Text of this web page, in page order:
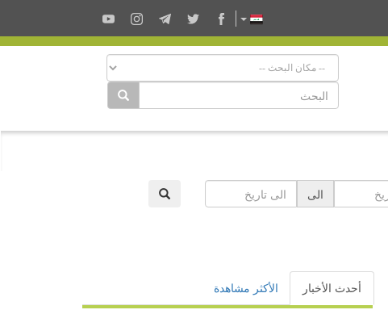
الى
أحدث الأخبار الأكثر مشاهدة